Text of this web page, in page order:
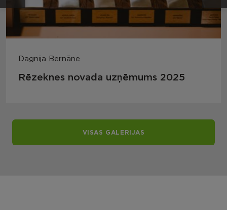
Dagnija Bernāne
Rēzeknes novada uzņēmums 2025
VISAS GALERIJAS